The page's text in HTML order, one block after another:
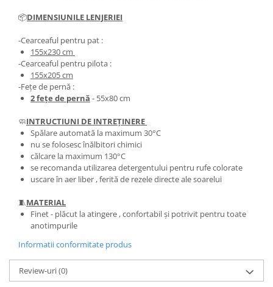
📦DIMENSIUNILE LENJERIEI
-Cearceaful pentru pat :
155x230 cm
-Cearceaful pentru pilota :
155x205 cm
-Fețe de pernă :
2 fețe de pernă - 55x80 cm
🧼INTRUCTIUNI DE INTREȚINERE
Spălare automată la maximum 30°C
nu se folosesc înălbitori chimici
călcare la maximum 130°C
se recomanda utilizarea detergentului pentru rufe colorate
uscare în aer liber , ferită de rezele directe ale soarelui
🧵MATERIAL
Finet - plăcut la atingere , confortabil și potrivit pentru toate
anotimpurile
Informatii conformitate produs
Review-uri(0)